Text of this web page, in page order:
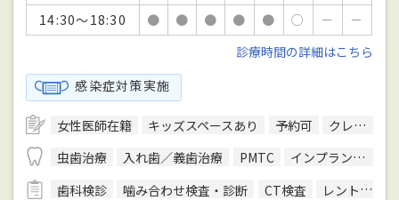
14:30～18:30
● ● ● ● ● ○ －
－
診療時間の詳細はこちら
感染症対策実施
女性医師在籍 キッズスペースあり 予約可
クレジットカード対応
虫歯治療
入れ歯／義歯治療 PMTC
インプラント治療
歯科検診
噛み合わせ検査・診断 CT検査 レントゲン検査